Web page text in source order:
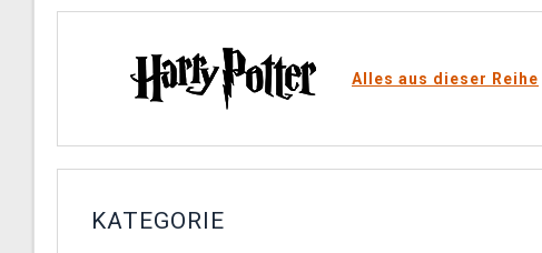
Alles aus dieser Reihe
KATEGORIE